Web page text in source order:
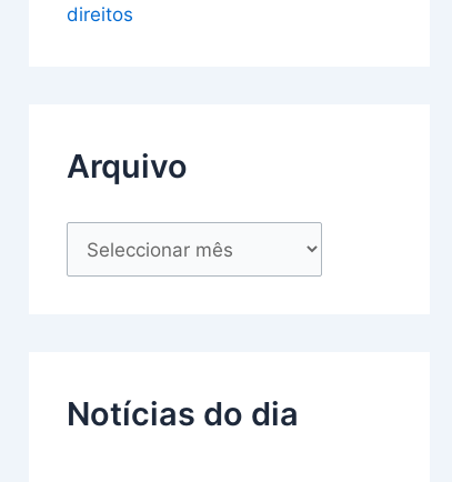
direitos
Arquivo
Notícias do dia